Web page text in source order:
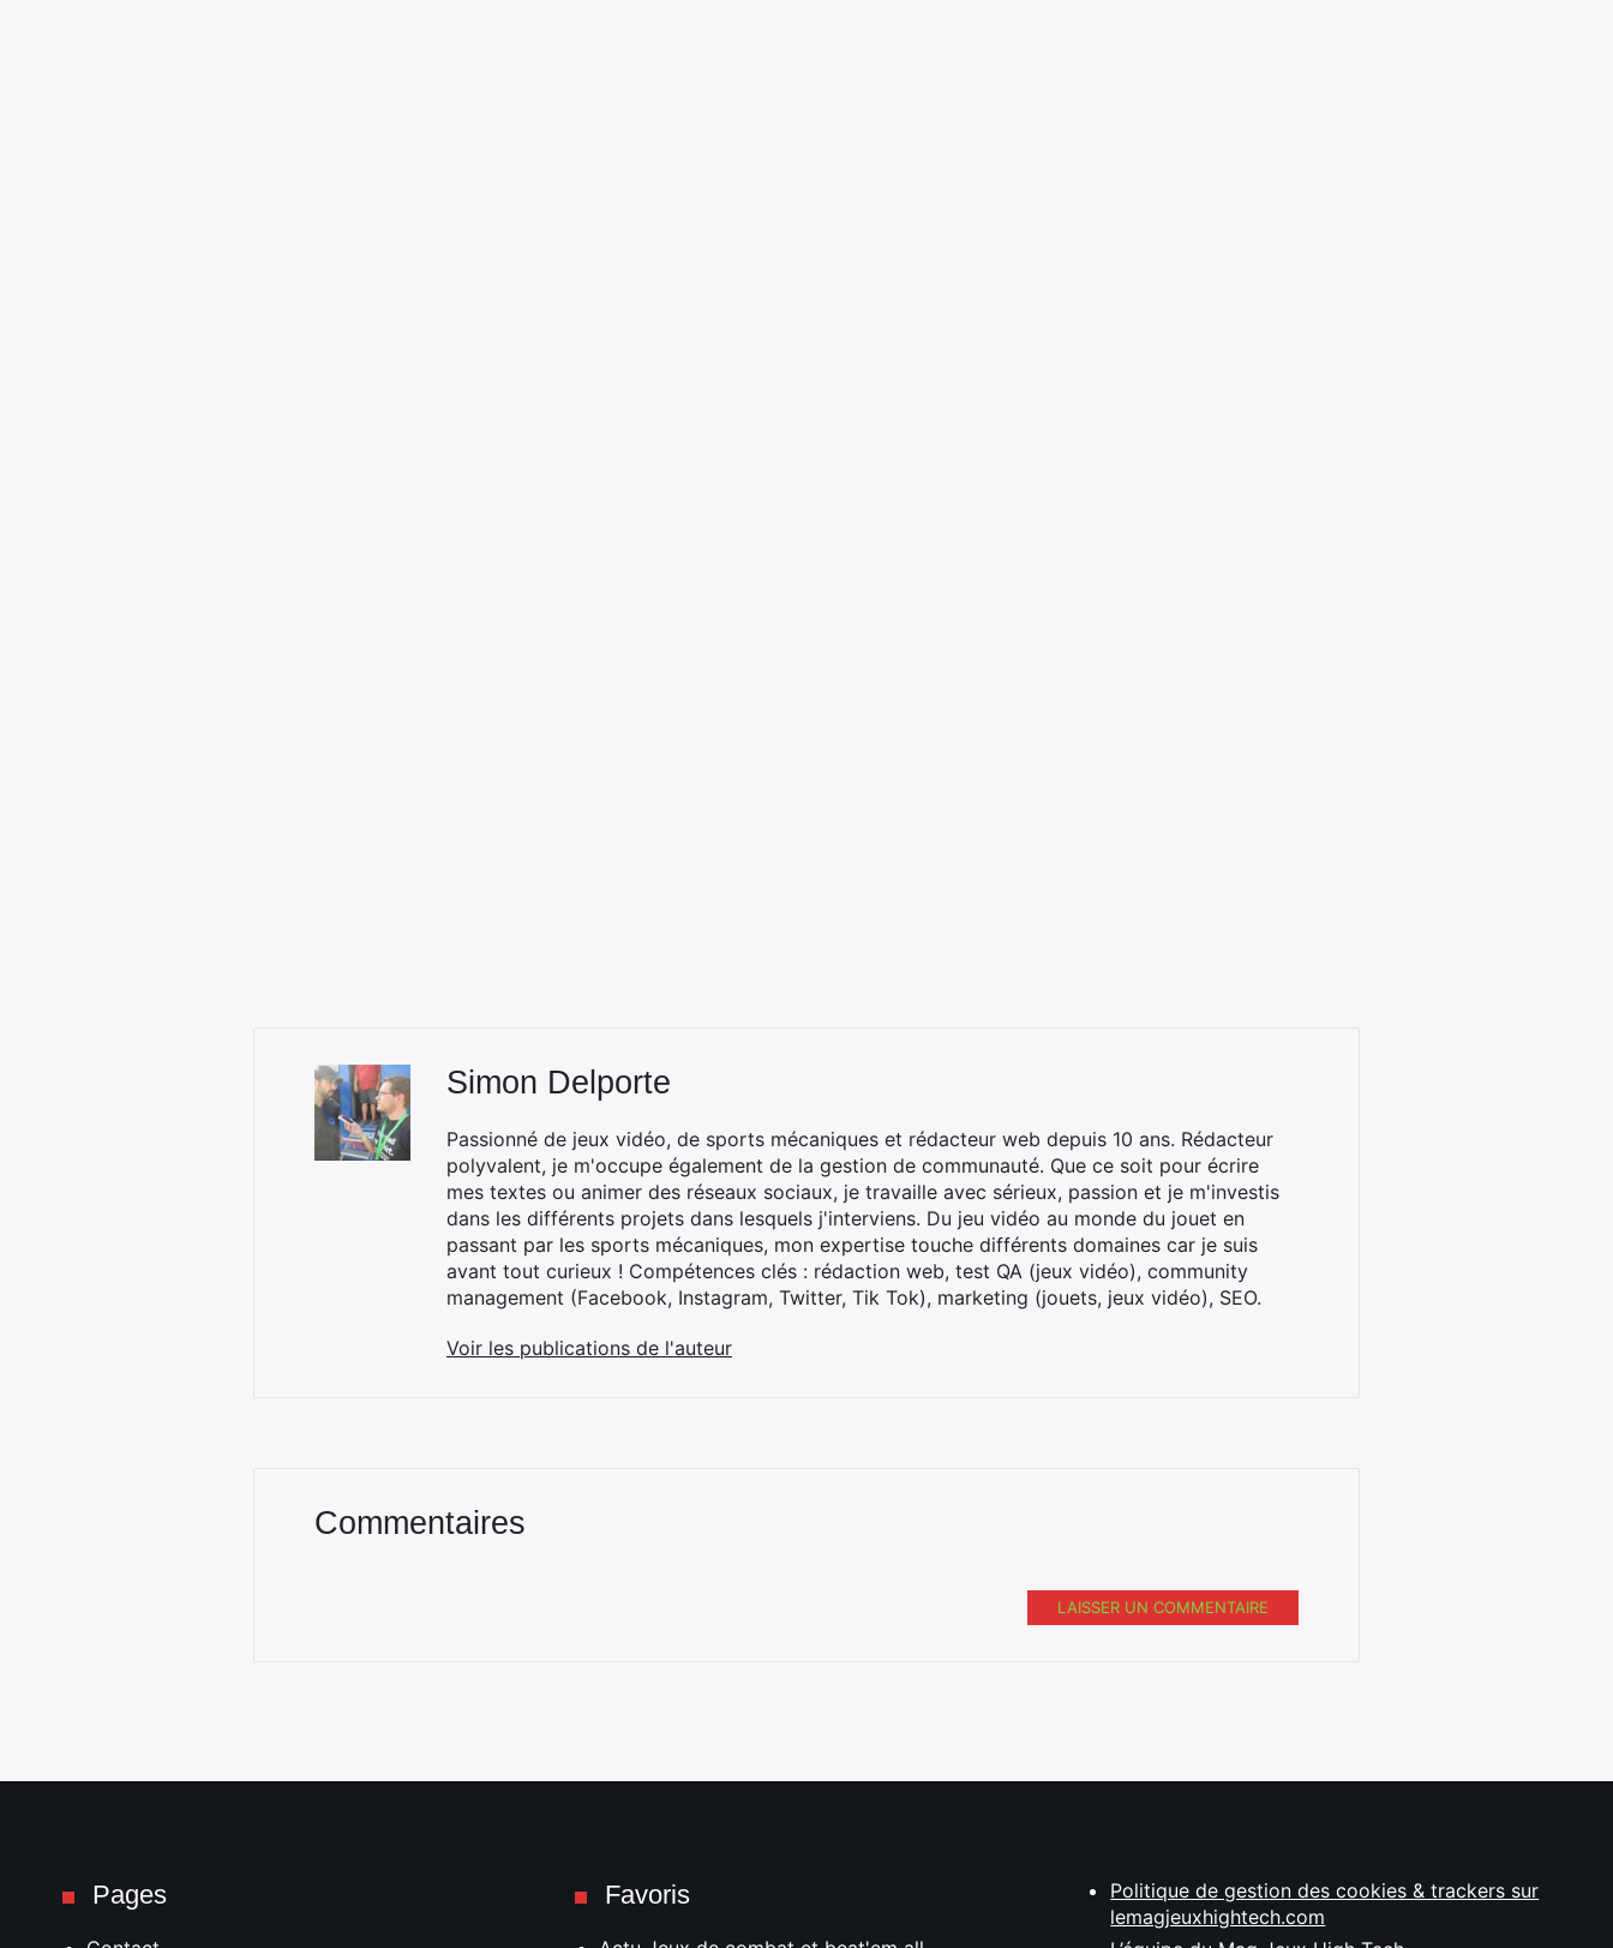
Simon Delporte
Passionné de jeux vidéo, de sports mécaniques et rédacteur web depuis 10 ans. Rédacteur
polyvalent, je m'occupe également de la gestion de communauté. Que ce soit pour écrire
mes textes ou animer des réseaux sociaux, je travaille avec sérieux, passion et je m'investis
dans les différents projets dans lesquels j'interviens. Du jeu vidéo au monde du jouet en
passant par les sports mécaniques, mon expertise touche différents domaines car je suis
avant tout curieux ! Compétences clés : rédaction web, test QA (jeux vidéo), community
management (Facebook, Instagram, Twitter, Tik Tok), marketing (jouets, jeux vidéo), SEO.
Voir les publications de l'auteur
Commentaires
LAISSER UN COMMENTAIRE
Pages Favoris
Politique de gestion des cookies & trackers sur
lemagjeuxhightech.com